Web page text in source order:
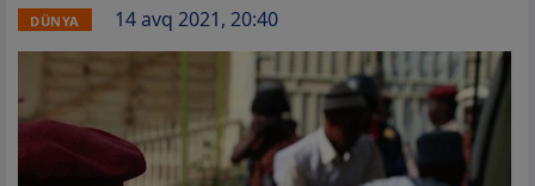
DÜNYA 14 avq 2021, 20:40